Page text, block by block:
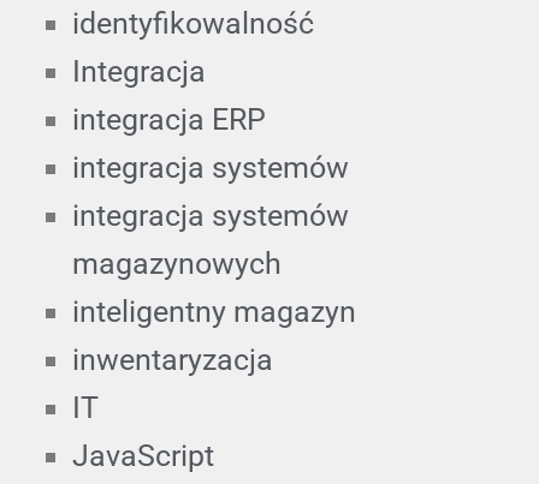
identyfikowalność
Integracja
integracja ERP
integracja systemów
integracja systemów
magazynowych
inteligentny magazyn
inwentaryzacja
IT
JavaScript